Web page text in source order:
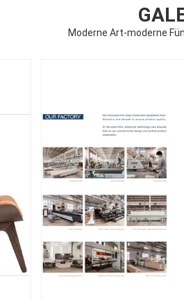
Moderne Art-moderne